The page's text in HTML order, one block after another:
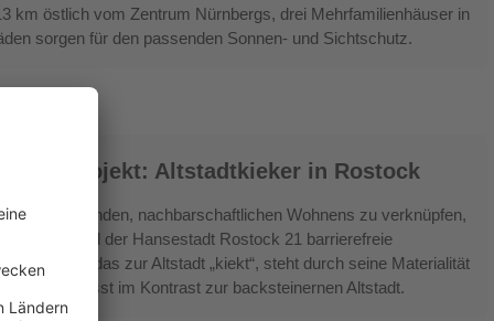
km östlich vom Zentrum Nürnbergs, drei Mehrfamilienhäuser in
sorgen für den passenden Sonnen- und Sichtschutz.
Altstadtkieker in Rostock
nachbarschaftlichen Wohnens zu verknüpfen,
Petriviertel der Hansestadt Rostock 21 barrierefreie
das zur Altstadt „kiekt“, steht durch seine Materialität
bewusst im Kontrast zur backsteinernen Altstadt.